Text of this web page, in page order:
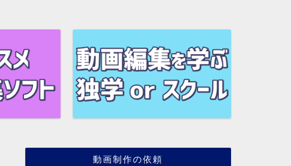
動画制作の依頼